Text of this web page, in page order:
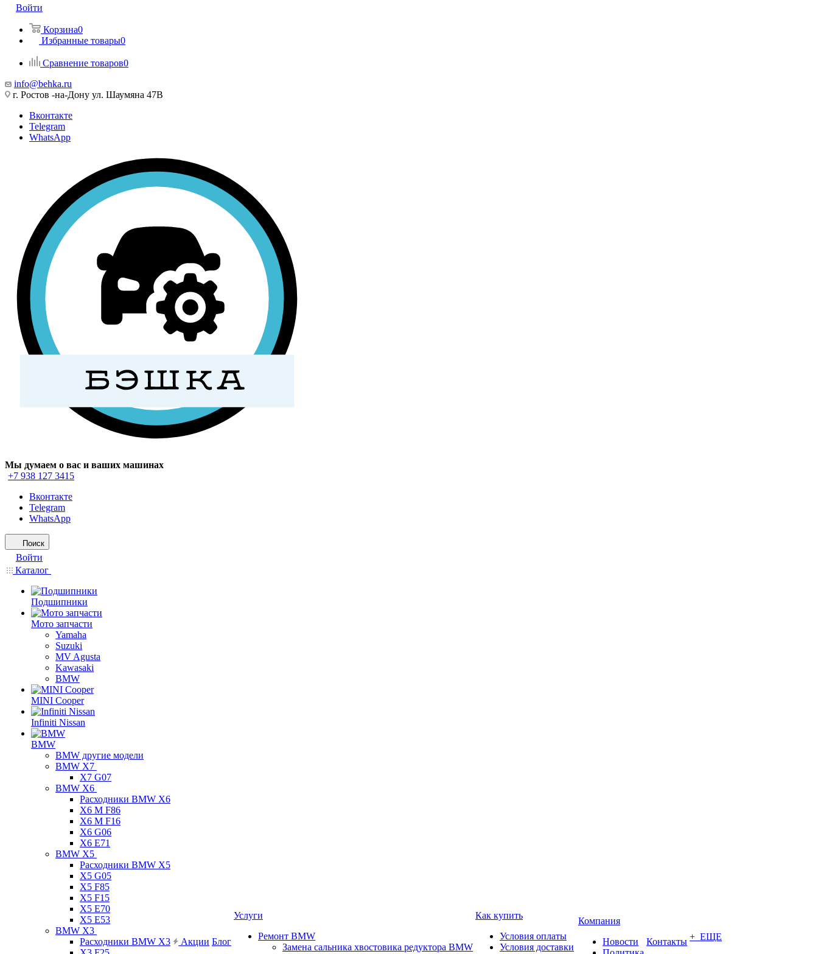
Войти
Корзина0
Избранные товары0
Сравнение товаров0
info@behka.ru
г. Ростов -на-Дону ул. Шаумяна 47В
Вконтакте
Telegram
WhatsApp
Мы думаем о вас и ваших машинах
+7 938 127 3415
Вконтакте
Telegram
WhatsApp
Поиск
Войти
Каталог
Подшипники
Мото запчасти
Yamaha
Suzuki
MV Agusta
Kawasaki
BMW
MINI Cooper
Infiniti Nissan
BMW
BMW другие модели
BMW X7
X7 G07
BMW X6
Расходники BMW X6
X6 M F86
X6 M F16
X6 G06
X6 E71
BMW X5
Расходники BMW X5
X5 G05
X5 F85
X5 F15
X5 E70
X5 E53
BMW X3
Расходники BMW X3
Акции Блог
Услуги
Ремонт BMW
Замена сальника хвостовика редуктора BMW
Как купить
Условия оплаты
Условия доставки
Компания
Новости
Контакты + ЕЩЕ